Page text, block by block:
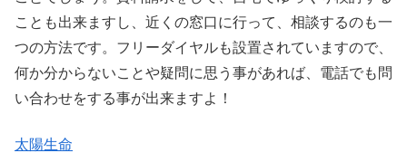
ことも出来ますし、近くの窓口に行って、相談するのも一
つの方法です。フリーダイヤルも設置されていますので、
何か分からないことや疑問に思う事があれば、電話でも問
い合わせをする事が出来ますよ！
太陽生命